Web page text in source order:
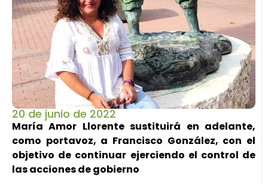
20 de junio de 2022
María Amor Llorente sustituirá en adelante,
como portavoz, a Francisco González, con el
objetivo de continuar ejerciendo el control de
las acciones de gobierno